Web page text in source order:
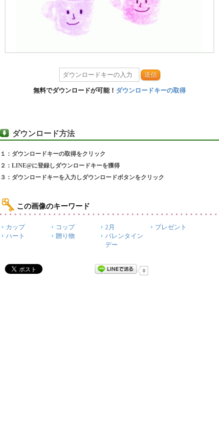
送信
無料でダウンロードが可能！ ダウンロードキーの取得
ダウンロード方法
１：ダウンロードキーの取得をクリック
２：LINE@に登録しダウンロードキーを獲得
３：ダウンロードキーを入力しダウンロードボタンをクリック
この画像のキーワード
カップ コップ 2月
プレゼント
ハート
贈り物
バレンタイン
デー
0